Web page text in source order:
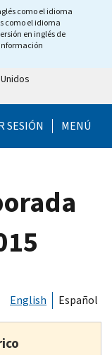
como el idioma
como el idioma
en inglés de
Mobile
SESIÓN MENÚ
English Español